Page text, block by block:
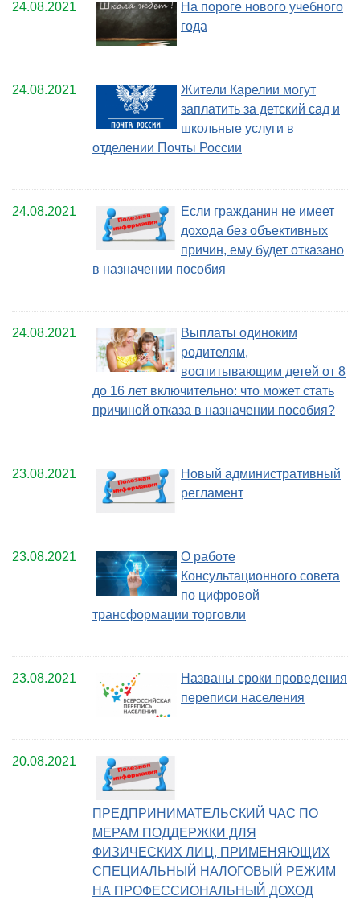
24.08.2021
На пороге нового учебного
года
24.08.2021
Жители Карелии могут
заплатить за детский сад и
школьные услуги в
отделении Почты России
24.08.2021
Если гражданин не имеет
дохода без объективных
причин, ему будет отказано
в назначении пособия
24.08.2021
Выплаты одиноким
родителям,
воспитывающим детей от 8
до 16 лет включительно: что может стать
причиной отказа в назначении пособия?
23.08.2021
Новый административный
регламент
23.08.2021
О работе
Консультационного совета
по цифровой
трансформации торговли
23.08.2021
Названы сроки проведения
переписи населения
20.08.2021
ПРЕДПРИНИМАТЕЛЬСКИЙ ЧАС ПО
МЕРАМ ПОДДЕРЖКИ ДЛЯ
ФИЗИЧЕСКИХ ЛИЦ, ПРИМЕНЯЮЩИХ
СПЕЦИАЛЬНЫЙ НАЛОГОВЫЙ РЕЖИМ
НА ПРОФЕССИОНАЛЬНЫЙ ДОХОД